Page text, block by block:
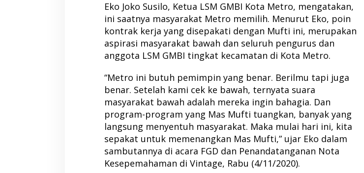
Eko Joko Susilo, Ketua LSM GMBI Kota Metro, mengatakan,
ini saatnya masyarakat Metro memilih. Menurut Eko, poin
kontrak kerja yang disepakati dengan Mufti ini, merupakan
aspirasi masyarakat bawah dan seluruh pengurus dan
anggota LSM GMBI tingkat kecamatan di Kota Metro.
“Metro ini butuh pemimpin yang benar. Berilmu tapi juga
benar. Setelah kami cek ke bawah, ternyata suara
masyarakat bawah adalah mereka ingin bahagia. Dan
program-program yang Mas Mufti tuangkan, banyak yang
langsung menyentuh masyarakat. Maka mulai hari ini, kita
sepakat untuk memenangkan Mas Mufti,” ujar Eko dalam
sambutannya di acara FGD dan Penandatanganan Nota
Kesepemahaman di Vintage, Rabu (4/11/2020).